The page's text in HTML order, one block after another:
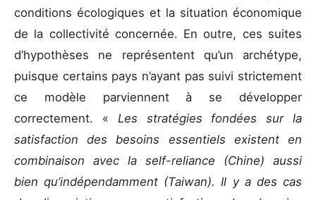
conditions écologiques et la situation économique
de la collectivité concernée. En outre, ces suites
d’hypothèses ne représentent qu’un archétype,
puisque certains pays n’ayant pas suivi strictement
ce modèle parviennent à se développer
correctement. « Les stratégies fondées sur la
satisfaction des besoins essentiels existent en
combinaison avec la self-reliance (Chine) aussi
bien qu’indépendamment (Taiwan). Il y a des cas